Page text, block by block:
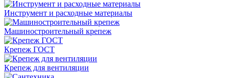
Инструмент и расходные материалы
Машиностроительный крепеж
Крепеж ГОСТ
Крепеж для вентиляции